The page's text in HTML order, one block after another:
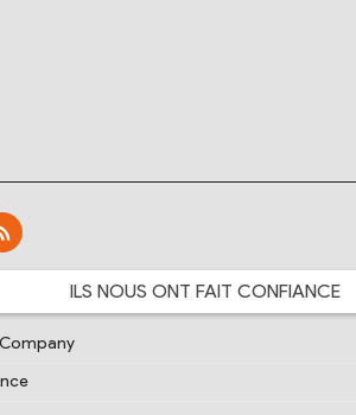
ILS NOUS ONT FAIT CONFIANCE